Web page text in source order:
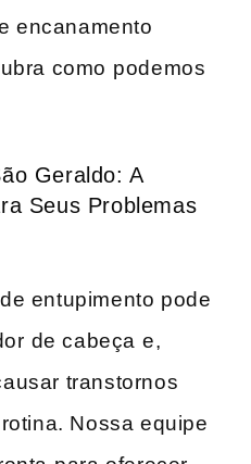
encanamento
como ⁢podemos
Geraldo: A⁤
Seus ‌Problemas
entupimento pode
⁢de cabeça⁤ e,‌
transtornos
Nossa equipe